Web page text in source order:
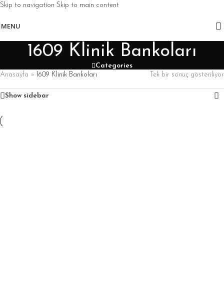
Skip to navigation Skip to main content
MENU
1609 Klinik Bankoları
Categories
Anasayfa » 1609 Klinik Bankoları Tek bir sonuç gösteriliyor
Show sidebar